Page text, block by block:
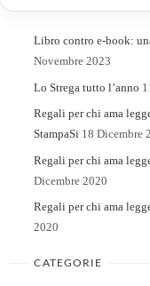
Libro contro e-book:
Novembre 2023
Lo Strega tutto l’anno
Regali per chi ama
StampaSi 18 Dicembre
Regali per chi ama
Dicembre 2020
Regali per chi ama
2020
CATEGORIE